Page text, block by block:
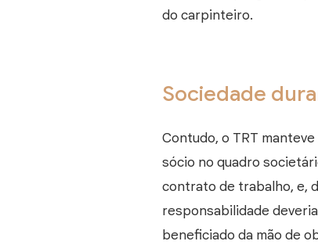
do carpinteiro.
Sociedade
Contudo, o TRT
sócio no quadro
contrato de trabalho, e,
responsabilidade
beneficiado da mão de